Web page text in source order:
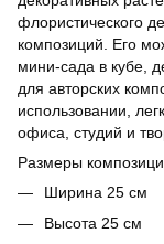
флористического
композиций. Его
мини-сада в кубе,
для авторских
использовании,
офиса, студий и
Размеры
Ширина 25 см
Высота 25 см